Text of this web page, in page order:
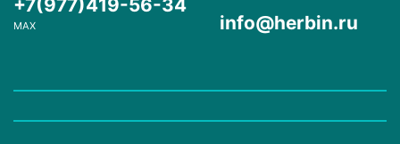
+7(977)419-56-34
MAX info@herbin.ru